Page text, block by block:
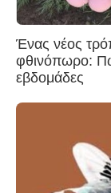
Ένας νέος
φθινόπωρο:
εβδομάδες